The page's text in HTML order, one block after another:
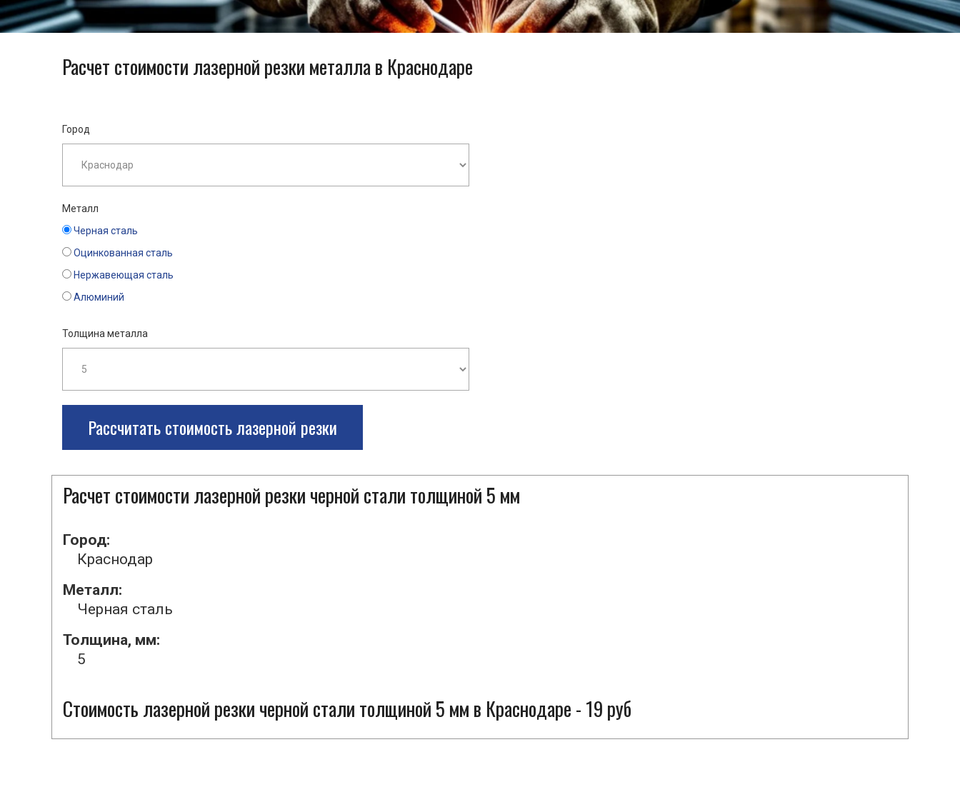
Расчет стоимости лазерной резки металла в Краснодаре
Город
Металл
Черная сталь
Оцинкованная сталь
Нержавеющая сталь
Алюминий
Толщина металла
Рассчитать стоимость лазерной резки
Расчет стоимости лазерной резки черной стали толщиной 5 мм
Город:
Краснодар
Металл:
Черная сталь
Толщина, мм:
5
Стоимость лазерной резки черной стали толщиной 5 мм в Краснодаре - 19 руб